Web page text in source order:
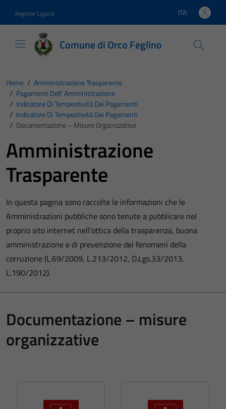
Regione Liguria Lingua attiva:
ITA
Comune di Orco Feglino
Home / Amministrazione Trasparente
/ Pagamenti Dell' Amministrazione
/ Indicatore Di Tempestività Dei Pagamenti
/ Indicatore Di Tempestività Dei Pagamenti
/ Documentazione – Misure Organizzative
Amministrazione
Trasparente
In questa pagina sono raccolte le informazioni che le
Amministrazioni pubbliche sono tenute a pubblicare nel
proprio sito internet nell’ottica della trasparenza, buona
amministrazione e di prevenzione dei fenomeni della
corruzione (L.69/2009, L.213/2012, D.Lgs.33/2013,
L.190/2012).
Documentazione – misure
organizzative